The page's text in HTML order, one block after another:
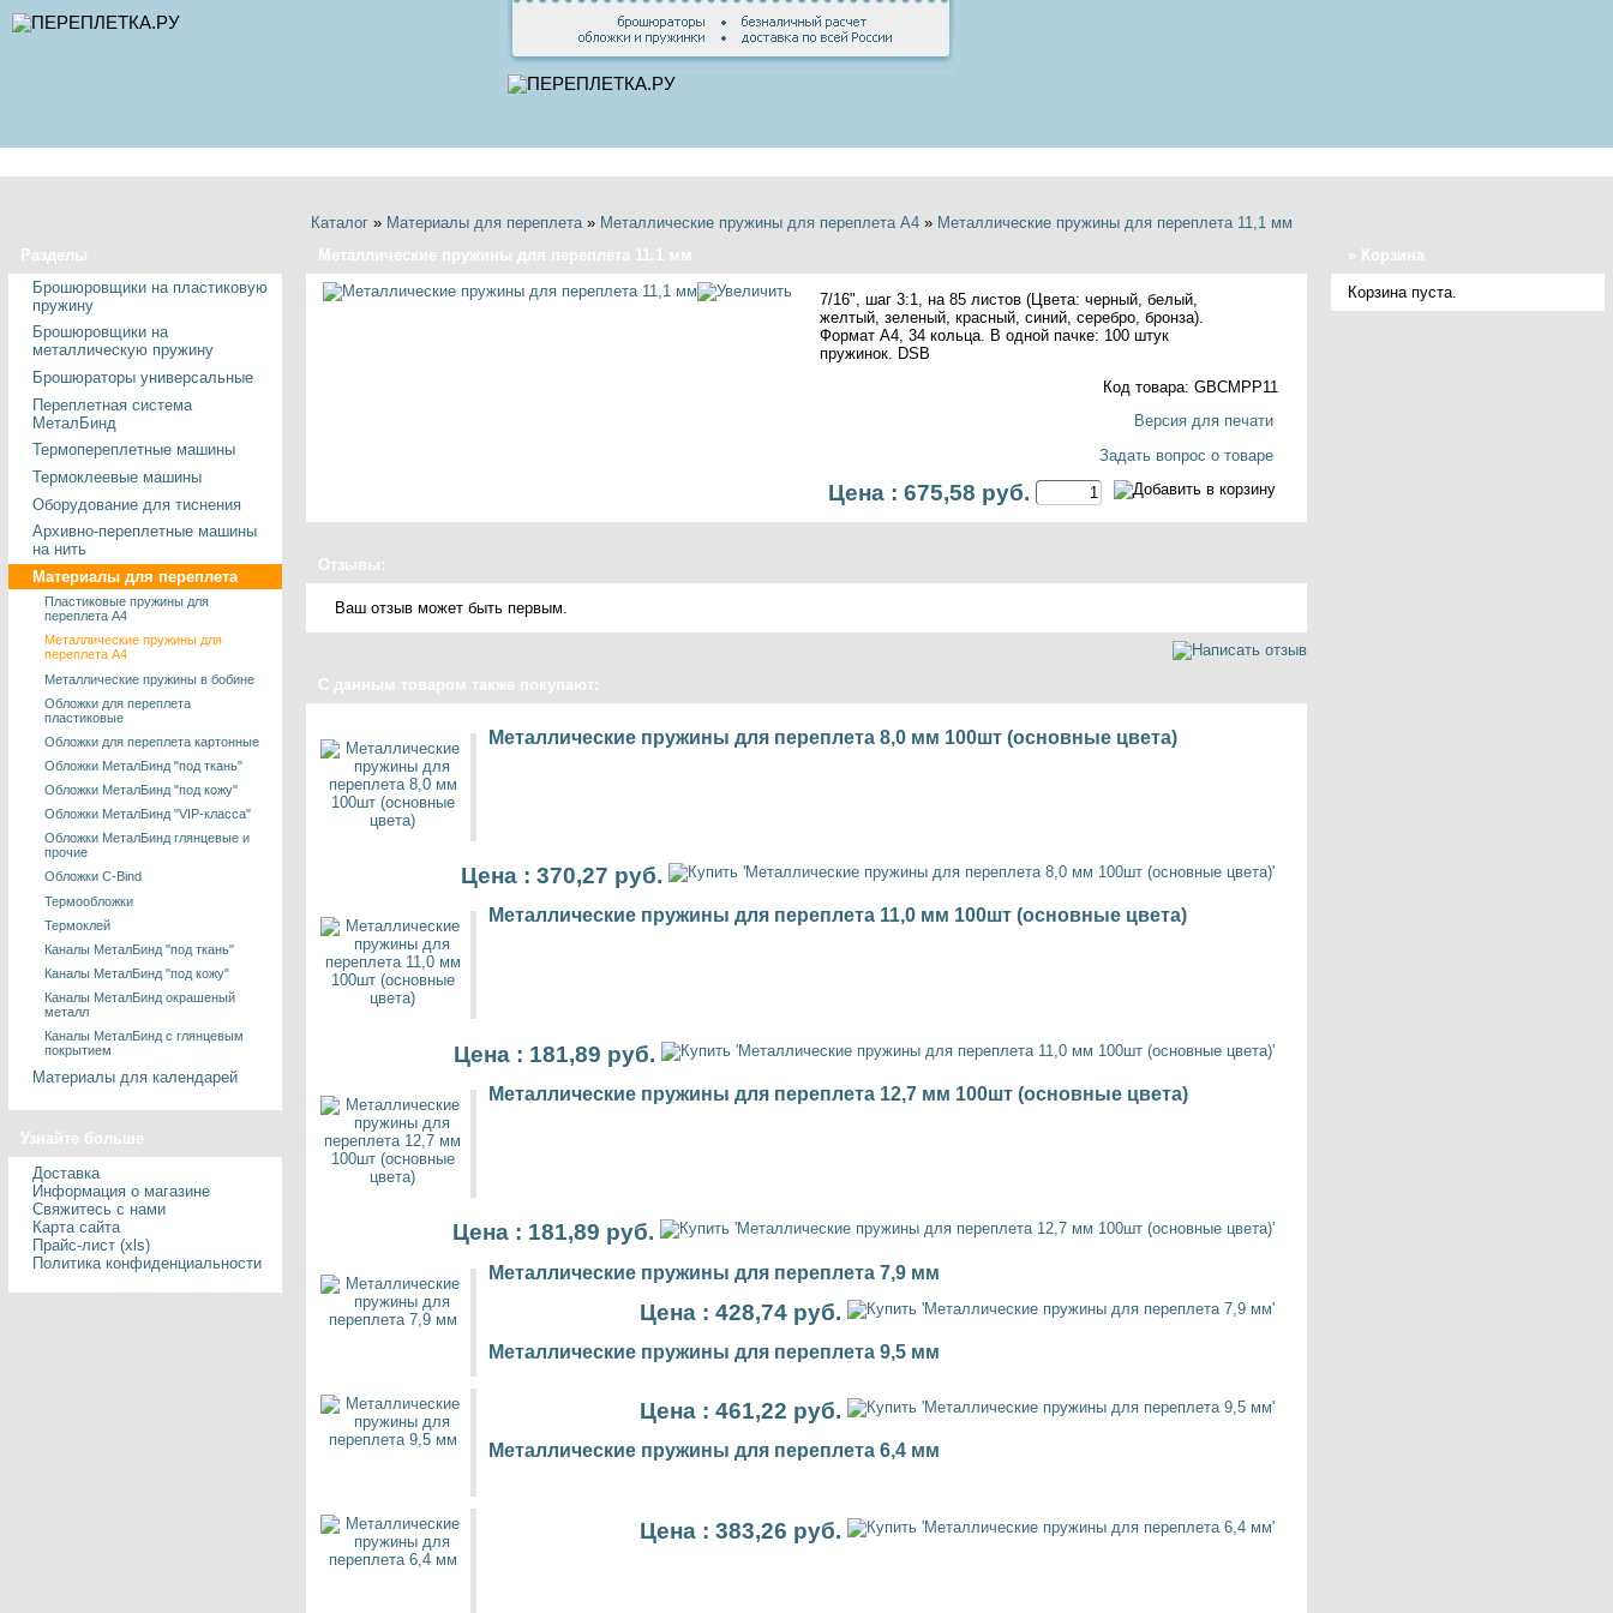
Каталог» Материалы для переплета» Металлические пружины для переплета А4» Металлические пружины для переплета 11,1 мм
Металлические пружины для переплета 11,1 мм
7/16", шаг 3:1, на 85 листов (Цвета: черный, белый,
желтый, зеленый, красный, синий, серебро, бронза).
Формат А4, 34 кольца. В одной пачке: 100 штук
пружинок. DSB
Код товара: GBCMPP11
Версия для печати
Задать вопрос о товаре
Цена : 675,58 руб.
Отзывы:
Ваш отзыв может быть первым.
С данным товаром также покупают:
Металлические пружины для переплета 8,0 мм 100шт (основные цвета)
Цена : 370,27 руб.
Металлические пружины для переплета 11,0 мм 100шт (основные цвета)
Цена : 181,89 руб.
Металлические пружины для переплета 12,7 мм 100шт (основные цвета)
Цена : 181,89 руб.
Металлические пружины для переплета 7,9 мм
Цена : 428,74 руб.
Металлические пружины для переплета 9,5 мм
Цена : 461,22 руб.
Металлические пружины для переплета 6,4 мм
Цена : 383,26 руб.
Разделы
Брошюровщики на пластиковую
пружину
Брошюровщики на
металлическую пружину
Брошюраторы универсальные
Переплетная система
МеталБинд
Термопереплетные машины
Термоклеевые машины
Оборудование для тиснения
Архивно-переплетные машины
на нить
Материалы для переплета
Пластиковые пружины для
переплета А4
Металлические пружины для
переплета А4
Металлические пружины в бобине
Обложки для переплета
пластиковые
Обложки для переплета картонные
Обложки МеталБинд "под ткань"
Обложки МеталБинд "под кожу"
Обложки МеталБинд "VIP-класса"
Обложки МеталБинд глянцевые и
прочие
Обложки C-Bind
Термообложки
Термоклей
Каналы МеталБинд "под ткань"
Каналы МеталБинд "под кожу"
Каналы МеталБинд окрашеный
металл
Каналы МеталБинд с глянцевым
покрытием
Материалы для календарей
Узнайте больше
Доставка
Информация о магазине
Свяжитесь с нами
Карта сайта
Прайс-лист (xls)
Политика конфиденциальности
» Корзина
Корзина пуста.